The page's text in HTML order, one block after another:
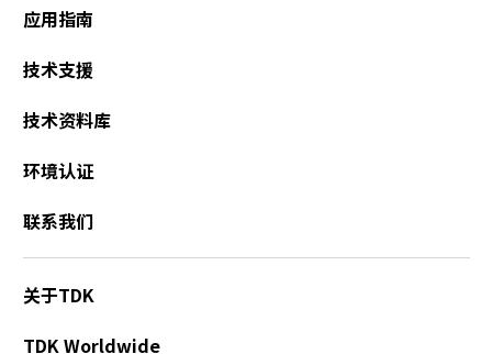
应用指南
技术支援
技术资料库
环境认证
联系我们
关于TDK
TDK Worldwide